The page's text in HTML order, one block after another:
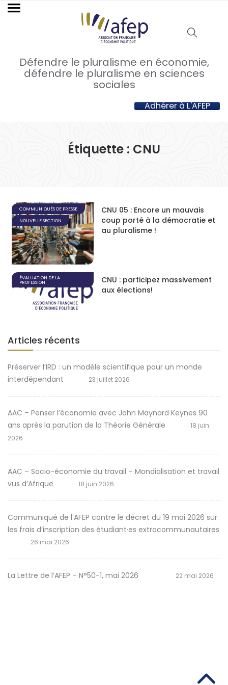
Défendre le pluralisme en économie,
défendre le pluralisme en sciences
sociales
Adhérer à L'AFEP
Étiquette : CNU
COMMUNIQUÉS DE PRESSE
NOUVELLE SECTION
CNU 05 : Encore un mauvais
coup porté à la démocratie et
au pluralisme !
ÉVALUATION DE LA
PROFESSION
CNU : participez massivement
aux élections!
Articles récents
Préserver l’IRD : un modèle scientifique pour un monde
interdépendant
23 juillet 2026
AAC – Penser l’économie avec John Maynard Keynes 90
ans après la parution de la Théorie Générale
18 juin
2026
AAC – Socio-économie du travail – Mondialisation et travail
vus d’Afrique
18 juin 2026
Communiqué de l’AFEP contre le décret du 19 mai 2026 sur
les frais d’inscription des étudiant·es extracommunautaires
26 mai 2026
La Lettre de l’AFEP – N°50-1, mai 2026 22 mai 2026